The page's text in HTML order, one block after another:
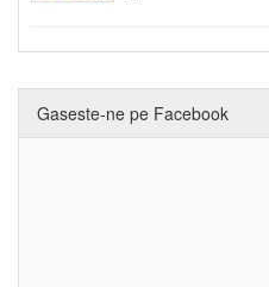
Gaseste-ne pe Facebook